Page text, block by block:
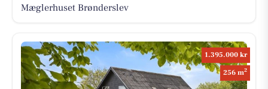
Mæglerhuset Brønderslev
1.395.000 kr
256 m2